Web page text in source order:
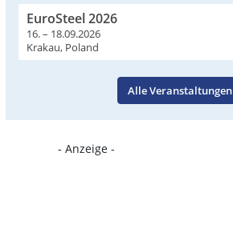
EuroSteel 2026
16. – 18.09.2026
Krakau, Poland
Alle Veranstaltungen
- Anzeige -